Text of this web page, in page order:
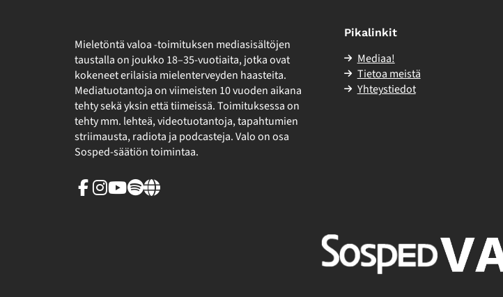
Mieletöntä valoa -toimituksen mediasisältöjen
taustalla on joukko 18–35-vuotiaita, jotka ovat
kokeneet erilaisia mielenterveyden haasteita.
Mediatuotantoja on viimeisten 10 vuoden aikana
tehty sekä yksin että tiimeissä. Toimituksessa on
tehty mm. lehteä, videotuotantoja, tapahtumien
striimausta, radiota ja podcasteja. Valo on osa
Sosped-säätiön toimintaa.
Facebook
Instagram
Youtube
SpotifyLinkki
Pikalinkit
Mediaa!
Tietoa meistä
Yhteystiedot